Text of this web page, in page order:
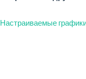
Настраиваемые